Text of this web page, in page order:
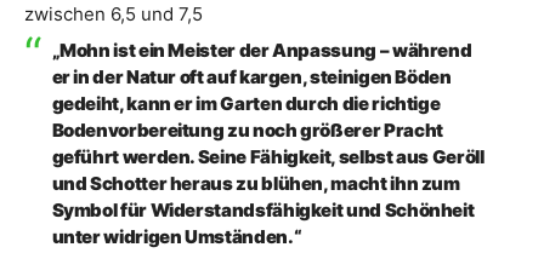
zwischen 6,5 und 7,5
„Mohn ist ein Meister der Anpassung – während
er in der Natur oft auf kargen, steinigen Böden
gedeiht, kann er im Garten durch die richtige
Bodenvorbereitung zu noch größerer Pracht
geführt werden. Seine Fähigkeit, selbst aus Geröll
und Schotter heraus zu blühen, macht ihn zum
Symbol für Widerstandsfähigkeit und Schönheit
unter widrigen Umständen.“